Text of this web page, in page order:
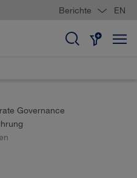
Berichte EN
Governance